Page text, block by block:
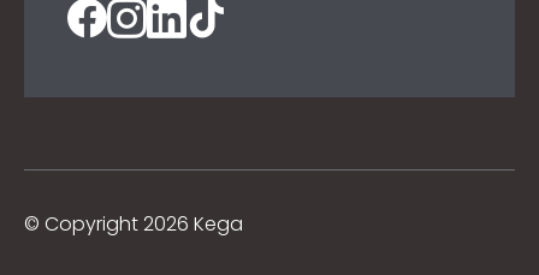
© Copyright 2026 Kega